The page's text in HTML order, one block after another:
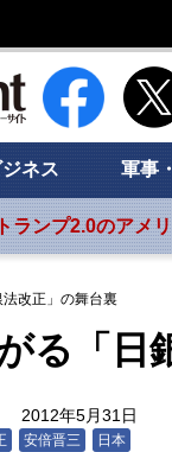
新潮社 Foresight
ネス 軍事
ランプ2.0のアメ
改正」の舞台裏
る「日
2012年5月31日
安倍晋三 日本